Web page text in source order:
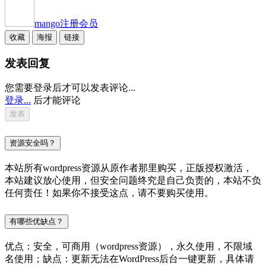
mango注册会员
收藏 海报 链接
发表回复
您需要登录后才可以发表评论...
登录... 后才能评论
资源安全吗？
本站所有wordpress资源从原作者那里购买，正版授权激活，
本站建议放心使用，但安全问题终究是自己负责的，本站不负
任何责任！如果你不接受这点，请不要购买使用。
有哪些优缺点？
优点：安全，可商用（wordpress资源），永久使用，不限域
名使用；缺点：更新无法在WordPress后台一键更新，具体请